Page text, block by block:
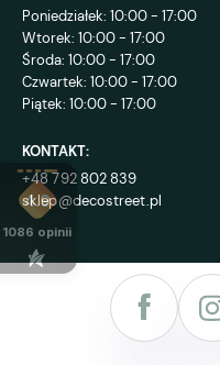
Poniedziałek: 10:00 - 17:00
Wtorek: 10:00 - 17:00
Środa: 10:00 - 17:00
Czwartek: 10:00 - 17:00
Piątek: 10:00 - 17:00
KONTAKT:
+48 792 802 839
sklep@decostreet.pl
4.9
1086 opinii